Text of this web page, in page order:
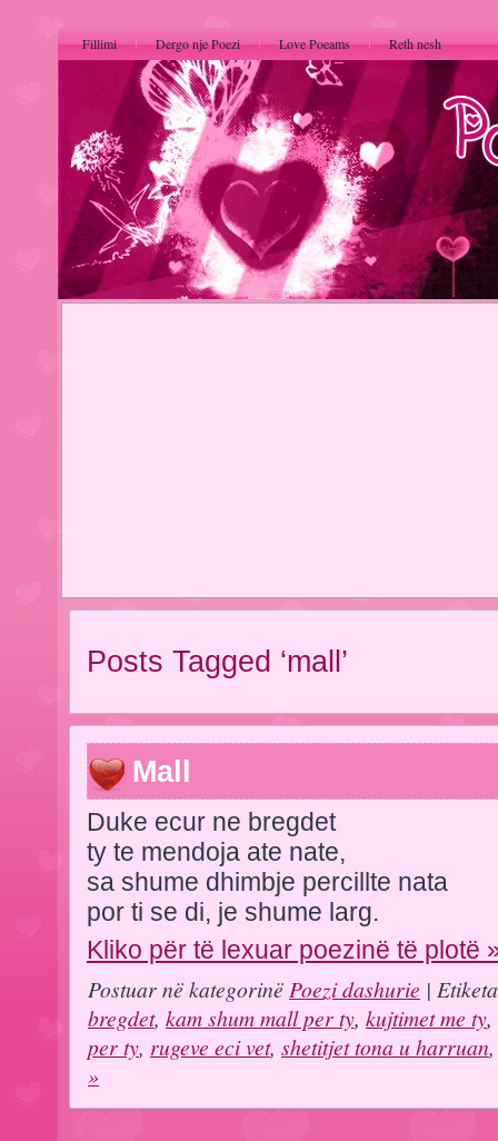
Fillimi Dergo nje Poezi Love Poeams Reth nesh
Posts Tagged ‘mall’
Mall
Duke ecur ne bregdet
ty te mendoja ate nate,
sa shume dhimbje percillte nata
por ti se di, je shume larg.
Kliko për të lexuar poezinë të plotë
Postuar në kategorinë Poezi dashurie |
bregdet, kam shum mall per ty, kujtimet me ty,
per ty, rugeve eci vet, shetitjet tona u harruan
»